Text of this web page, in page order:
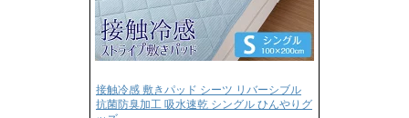
接触冷感 敷きパッド シーツ リバーシブル
抗菌防臭加工 吸水速乾 シングル ひんやりグ